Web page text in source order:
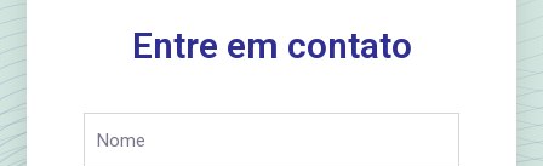
Entre em contato